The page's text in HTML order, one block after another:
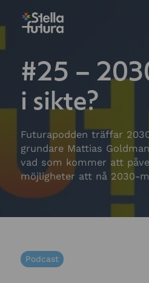
#25 –
i sikte?
Futurapodden träffar
grundare Mattias
vad som kommer att
möjligheter att nå 2030-
Podcast